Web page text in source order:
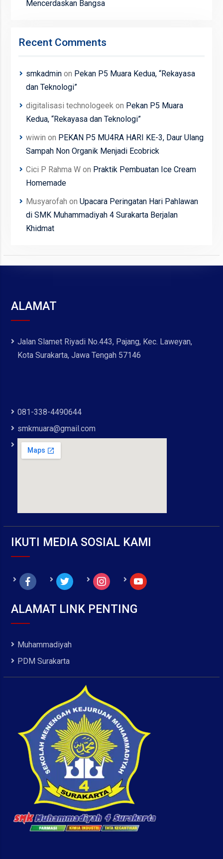
Mencerdaskan Bangsa
Recent Comments
smkadminon Pekan P5 Muara Kedua, “Rekayasa
dan Teknologi”
digitalisasi technologeekon Pekan P5 Muara
Kedua, “Rekayasa dan Teknologi”
wiwin on PEKAN P5 MU4RA HARI KE-3, Daur Ulang
Sampah Non Organik Menjadi Ecobrick
Cici P Rahma Won Praktik Pembuatan Ice Cream
Homemade
Musyarofah on Upacara Peringatan Hari Pahlawan
di SMK Muhammadiyah 4 Surakarta Berjalan
Khidmat
ALAMAT
Jalan Slamet Riyadi No.443, Pajang, Kec. Laweyan,
Kota Surakarta, Jawa Tengah 57146
081-338-4490644
smkmuara@gmail.com
IKUTI MEDIA SOSIAL KAMI
facebook twitter instagram youtube
ALAMAT LINK PENTING
Muhammadiyah
PDM Surakarta